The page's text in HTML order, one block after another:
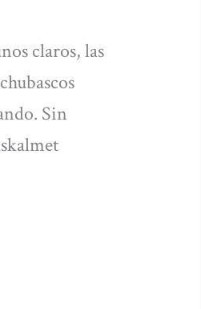
claros, las
Sin